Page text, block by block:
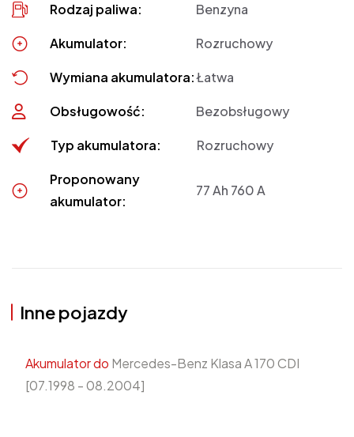
Rodzaj paliwa: Benzyna
Akumulator: Rozruchowy
Wymiana akumulatora:Łatwa
Obsługowość: Bezobsługowy
Typ akumulatora: Rozruchowy
Proponowany
akumulator:
77 Ah 760 A
Inne pojazdy
Akumulator do Mercedes-Benz Klasa A 170 CDI
[07.1998 - 08.2004]